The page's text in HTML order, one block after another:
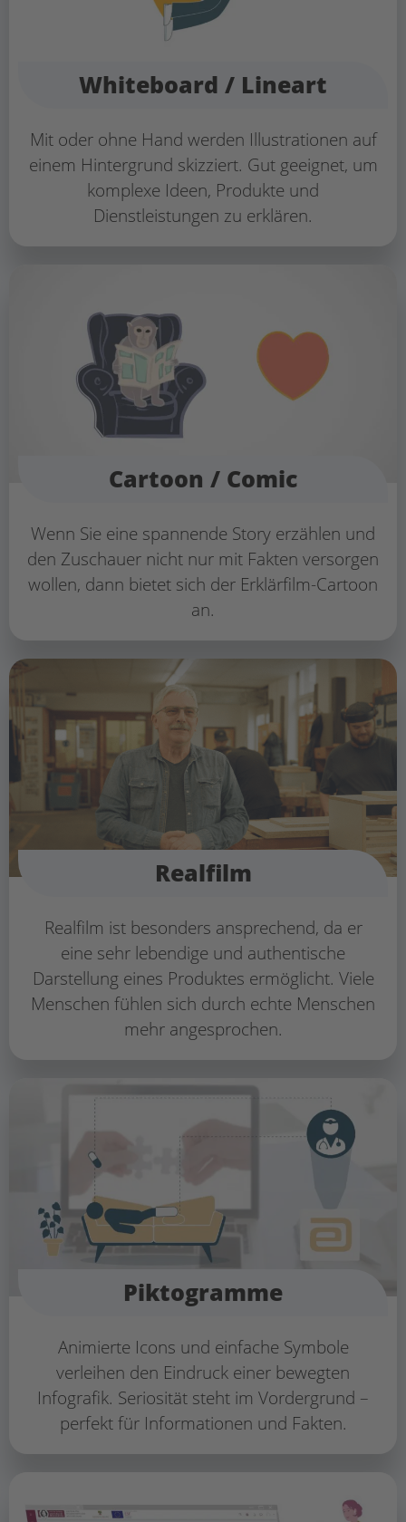
Whiteboard / Lineart
Mit oder ohne Hand werden Illustrationen auf
einem Hintergrund skizziert. Gut geeignet, um
komplexe Ideen, Produkte und
Dienstleistungen zu erklären.
Cartoon / Comic
Wenn Sie eine spannende Story erzählen und
den Zuschauer nicht nur mit Fakten versorgen
wollen, dann bietet sich der Erklärfilm-Cartoon
an.
Realfilm
Realfilm ist besonders ansprechend, da er
eine sehr lebendige und authentische
Darstellung eines Produktes ermöglicht. Viele
Menschen fühlen sich durch echte Menschen
mehr angesprochen.
Piktogramme
Animierte Icons und einfache Symbole
verleihen den Eindruck einer bewegten
Infografik. Seriosität steht im Vordergrund –
perfekt für Informationen und Fakten.